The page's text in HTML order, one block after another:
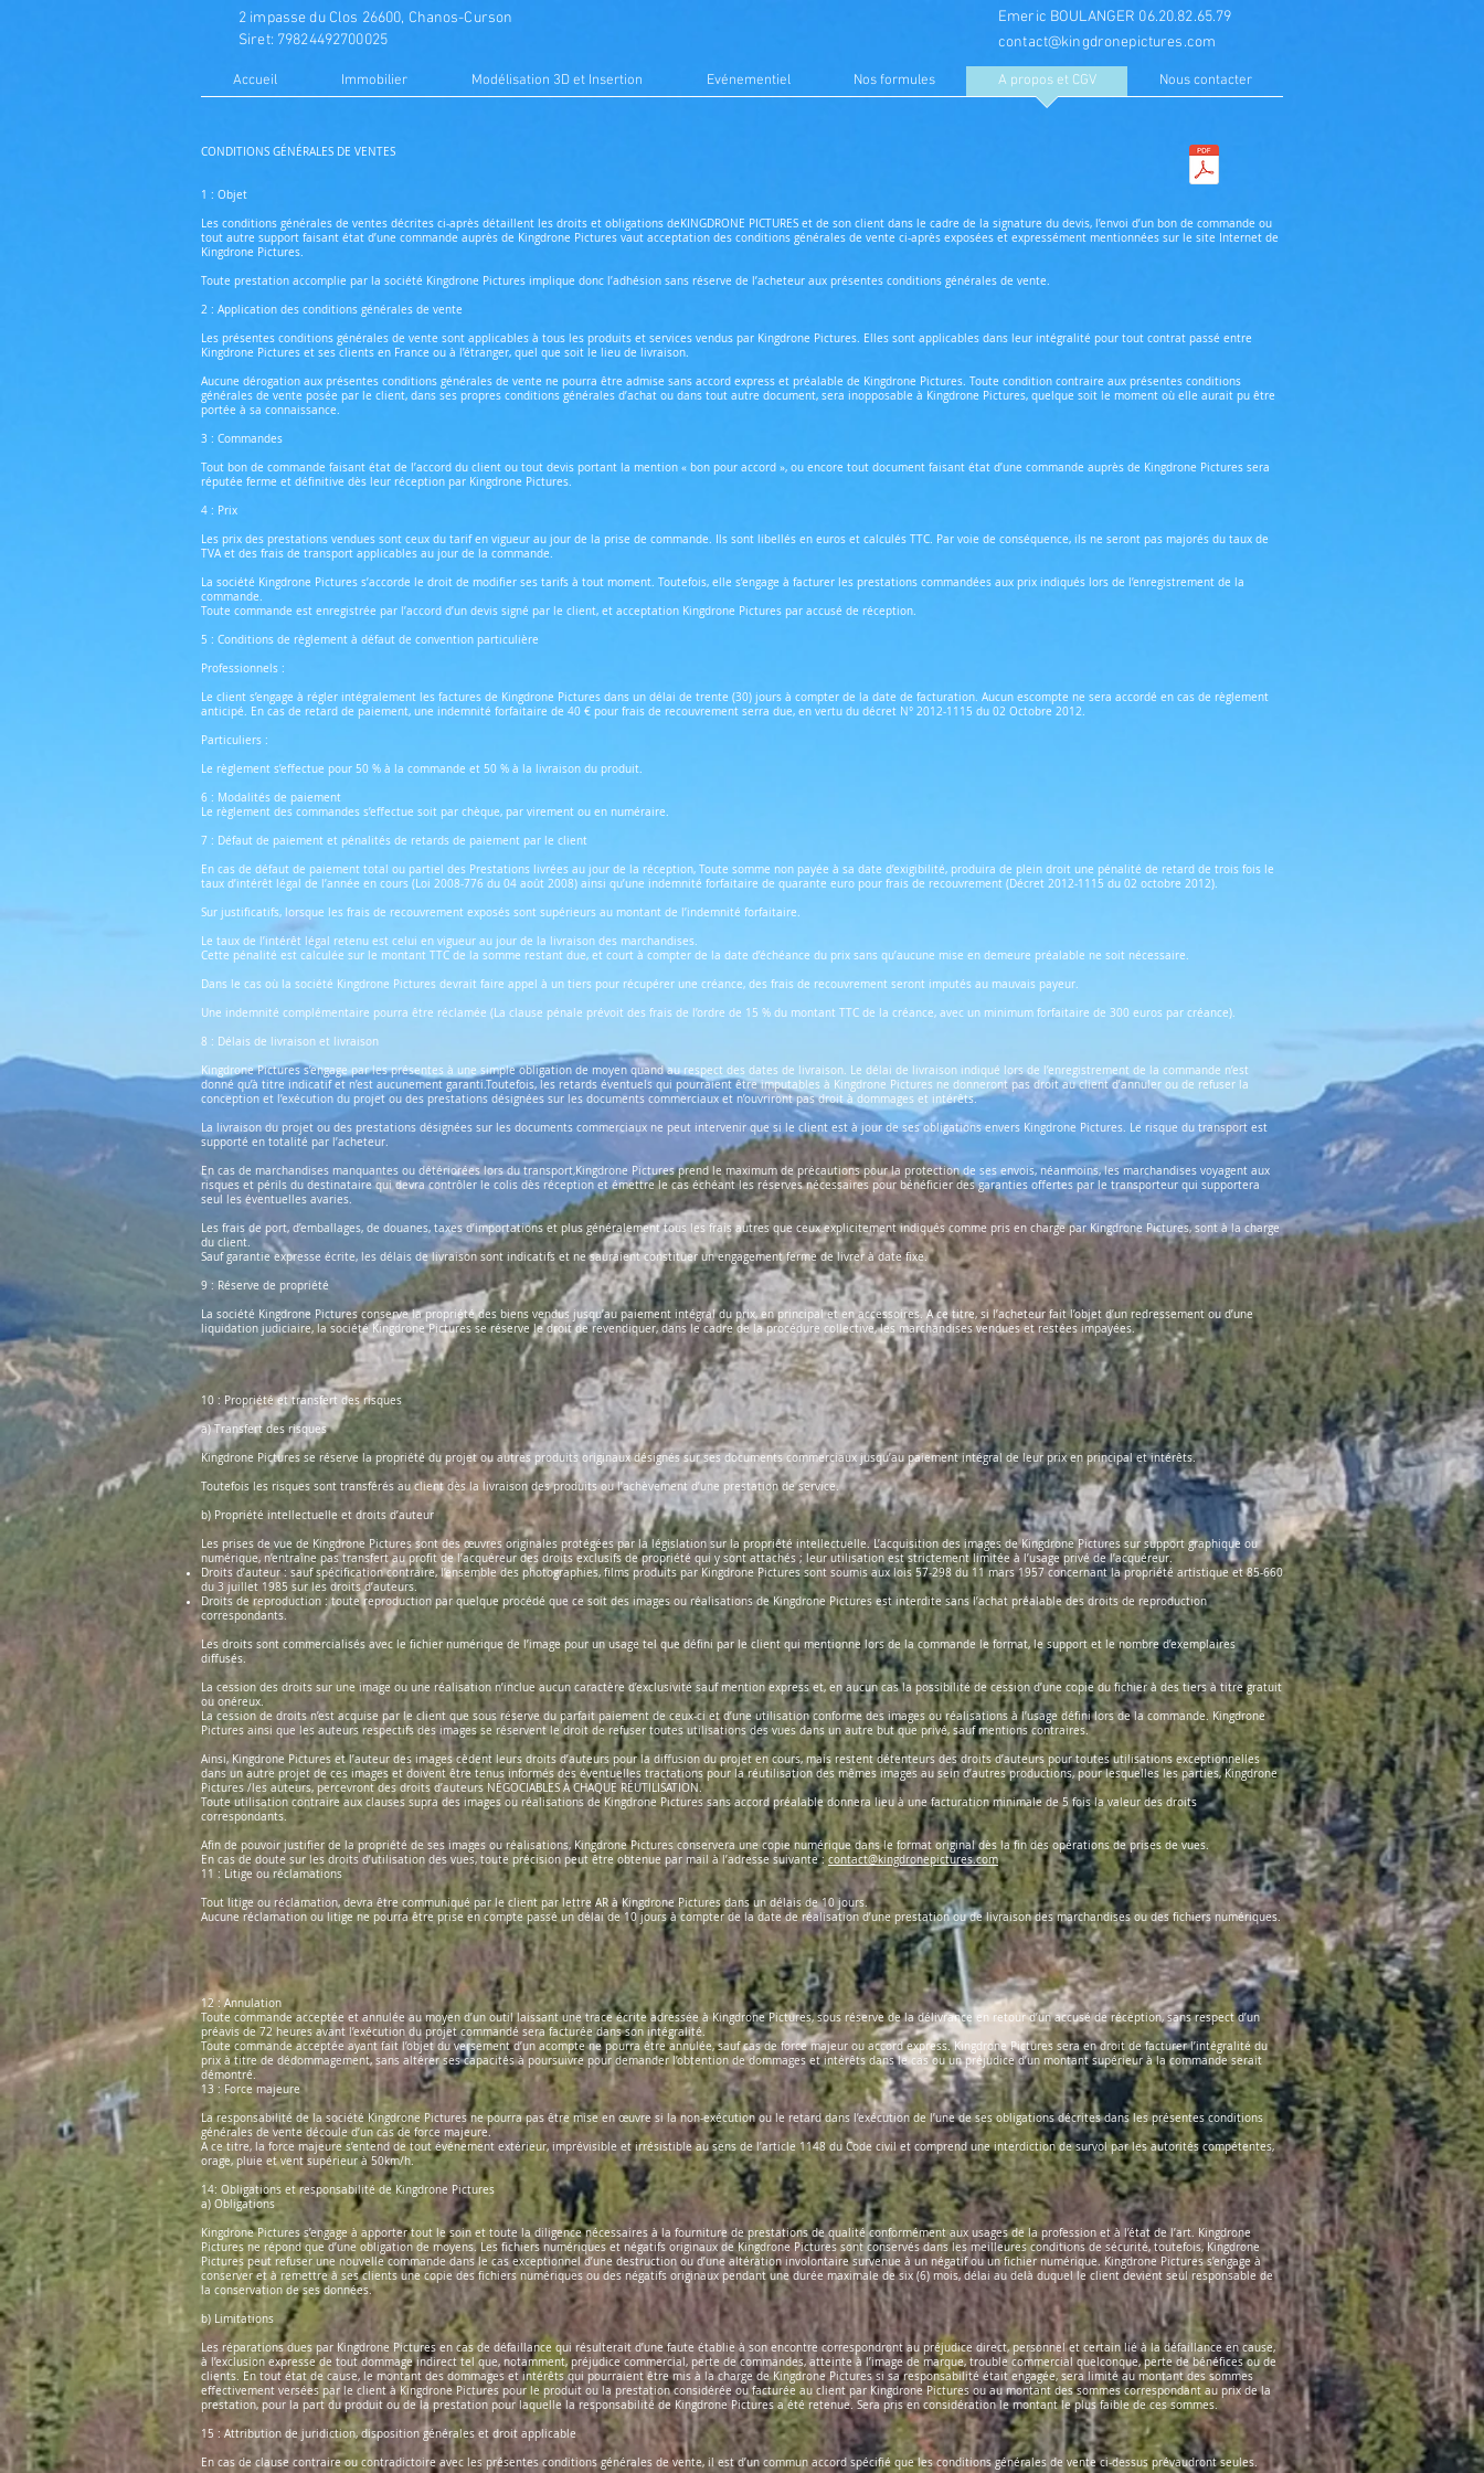
2 impasse du Clos 26600, Chanos-Curson
Siret: 79824492700025
Emeric BOULANGER 06.20.82.65.79
contact@kingdronepictures.com
Accueil Immobilier Modélisation 3D et Insertion Evénementiel Nos formules A propos et CGV Nous contacter
CONDITIONS GÉNÉRALES DE VENTES
1 : Objet
Les conditions générales de ventes décrites ci-après détaillent les droits et obligations deKINGDRONE PICTURES et de son client dans le cadre de la signature du devis, l’envoi d’un bon de commande ou
tout autre support faisant état d’une commande auprès de Kingdrone Pictures vaut acceptation des conditions générales de vente ci-après exposées et expressément mentionnées sur le site Internet de
Kingdrone Pictures.
Toute prestation accomplie par la société Kingdrone Pictures implique donc l’adhésion sans réserve de l’acheteur aux présentes conditions générales de vente.
2 : Application des conditions générales de vente
Les présentes conditions générales de vente sont applicables à tous les produits et services vendus par Kingdrone Pictures. Elles sont applicables dans leur intégralité pour tout contrat passé entre
Kingdrone Pictures et ses clients en France ou à l’étranger, quel que soit le lieu de livraison.
Aucune dérogation aux présentes conditions générales de vente ne pourra être admise sans accord express et préalable de Kingdrone Pictures. Toute condition contraire aux présentes conditions
générales de vente posée par le client, dans ses propres conditions générales d’achat ou dans tout autre document, sera inopposable à Kingdrone Pictures, quelque soit le moment où elle aurait pu être
portée à sa connaissance.
3 : Commandes
Tout bon de commande faisant état de l’accord du client ou tout devis portant la mention « bon pour accord », ou encore tout document faisant état d’une commande auprès de Kingdrone Pictures sera
réputée ferme et définitive dès leur réception par Kingdrone Pictures.
4 : Prix
Les prix des prestations vendues sont ceux du tarif en vigueur au jour de la prise de commande. Ils sont libellés en euros et calculés TTC. Par voie de conséquence, ils ne seront pas majorés du taux de
TVA et des frais de transport applicables au jour de la commande.
La société Kingdrone Pictures s’accorde le droit de modifier ses tarifs à tout moment. Toutefois, elle s’engage à facturer les prestations commandées aux prix indiqués lors de l’enregistrement de la
commande.
Toute commande est enregistrée par l’accord d’un devis signé par le client, et acceptation Kingdrone Pictures par accusé de réception.
5 : Conditions de règlement à défaut de convention particulière
Professionnels :
Le client s’engage à régler intégralement les factures de Kingdrone Pictures dans un délai de trente (30) jours à compter de la date de facturation. Aucun escompte ne sera accordé en cas de règlement
anticipé. En cas de retard de paiement, une indemnité forfaitaire de 40 € pour frais de recouvrement serra due, en vertu du décret N° 2012-1115 du 02 Octobre 2012.
Particuliers :
Le règlement s’effectue pour 50 % à la commande et 50 % à la livraison du produit.
6 : Modalités de paiement
Le règlement des commandes s’effectue soit par chèque, par virement ou en numéraire.
7 : Défaut de paiement et pénalités de retards de paiement par le client
En cas de défaut de paiement total ou partiel des Prestations livrées au jour de la réception, Toute somme non payée à sa date d’exigibilité, produira de plein droit une pénalité de retard de trois fois le
taux d’intérêt légal de l’année en cours (Loi 2008-776 du 04 août 2008) ainsi qu’une indemnité forfaitaire de quarante euro pour frais de recouvrement (Décret 2012-1115 du 02 octobre 2012).
Sur justificatifs, lorsque les frais de recouvrement exposés sont supérieurs au montant de l’indemnité forfaitaire.
Le taux de l’intérêt légal retenu est celui en vigueur au jour de la livraison des marchandises.
Cette pénalité est calculée sur le montant TTC de la somme restant due, et court à compter de la date d’échéance du prix sans qu’aucune mise en demeure préalable ne soit nécessaire.
Dans le cas où la société Kingdrone Pictures devrait faire appel à un tiers pour récupérer une créance, des frais de recouvrement seront imputés au mauvais payeur.
Une indemnité complémentaire pourra être réclamée (La clause pénale prévoit des frais de l’ordre de 15 % du montant TTC de la créance, avec un minimum forfaitaire de 300 euros par créance).
8 : Délais de livraison et livraison
Kingdrone Pictures s’engage par les présentes à une simple obligation de moyen quand au respect des dates de livraison. Le délai de livraison indiqué lors de l’enregistrement de la commande n’est
donné qu’à titre indicatif et n’est aucunement garanti.Toutefois, les retards éventuels qui pourraient être imputables à Kingdrone Pictures ne donneront pas droit au client d’annuler ou de refuser la
conception et l’exécution du projet ou des prestations désignées sur les documents commerciaux et n’ouvriront pas droit à dommages et intérêts.
La livraison du projet ou des prestations désignées sur les documents commerciaux ne peut intervenir que si le client est à jour de ses obligations envers Kingdrone Pictures. Le risque du transport est
supporté en totalité par l’acheteur.
En cas de marchandises manquantes ou détériorées lors du transport,Kingdrone Pictures prend le maximum de précautions pour la protection de ses envois, néanmoins, les marchandises voyagent aux
risques et périls du destinataire qui devra contrôler le colis dès réception et émettre le cas échéant les réserves nécessaires pour bénéficier des garanties offertes par le transporteur qui supportera
seul les éventuelles avaries.
Les frais de port, d’emballages, de douanes, taxes d’importations et plus généralement tous les frais autres que ceux explicitement indiqués comme pris en charge par Kingdrone Pictures, sont à la charge
du client.
Sauf garantie expresse écrite, les délais de livraison sont indicatifs et ne sauraient constituer un engagement ferme de livrer à date fixe.
9 : Réserve de propriété
La société Kingdrone Pictures conserve la propriété des biens vendus jusqu’au paiement intégral du prix, en principal et en accessoires. A ce titre, si l’acheteur fait l’objet d’un redressement ou d’une
liquidation judiciaire, la société Kingdrone Pictures se réserve le droit de revendiquer, dans le cadre de la procédure collective, les marchandises vendues et restées impayées.
10 : Propriété et transfert des risques
a) Transfert des risques
Kingdrone Pictures se réserve la propriété du projet ou autres produits originaux désignés sur ses documents commerciaux jusqu’au paiement intégral de leur prix en principal et intérêts.
Toutefois les risques sont transférés au client dès la livraison des produits ou l’achèvement d’une prestation de service.
b) Propriété intellectuelle et droits d’auteur
Les prises de vue de Kingdrone Pictures sont des œuvres originales protégées par la législation sur la propriété intellectuelle. L’acquisition des images de Kingdrone Pictures sur support graphique ou
numérique, n’entraîne pas transfert au profit de l’acquéreur des droits exclusifs de propriété qui y sont attachés ; leur utilisation est strictement limitée à l’usage privé de l’acquéreur.
Droits d’auteur : sauf spécification contraire, l’ensemble des photographies, films produits par Kingdrone Pictures sont soumis aux lois 57-298 du 11 mars 1957 concernant la propriété artistique et 85-660
du 3 juillet 1985 sur les droits d’auteurs.
Droits de reproduction : toute reproduction par quelque procédé que ce soit des images ou réalisations de Kingdrone Pictures est interdite sans l’achat préalable des droits de reproduction
correspondants.
Les droits sont commercialisés avec le fichier numérique de l’image pour un usage tel que défini par le client qui mentionne lors de la commande le format, le support et le nombre d’exemplaires
diffusés.
La cession des droits sur une image ou une réalisation n’inclue aucun caractère d’exclusivité sauf mention express et, en aucun cas la possibilité de cession d’une copie du fichier à des tiers à titre gratuit
ou onéreux.
La cession de droits n’est acquise par le client que sous réserve du parfait paiement de ceux-ci et d’une utilisation conforme des images ou réalisations à l’usage défini lors de la commande. Kingdrone
Pictures ainsi que les auteurs respectifs des images se réservent le droit de refuser toutes utilisations des vues dans un autre but que privé, sauf mentions contraires.
Ainsi, Kingdrone Pictures et l’auteur des images cèdent leurs droits d’auteurs pour la diffusion du projet en cours, mais restent détenteurs des droits d’auteurs pour toutes utilisations exceptionnelles
dans un autre projet de ces images et doivent être tenus informés des éventuelles tractations pour la réutilisation des mêmes images au sein d’autres productions, pour lesquelles les parties, Kingdrone
Pictures /les auteurs, percevront des droits d’auteurs NÉGOCIABLES À CHAQUE RÉUTILISATION.
Toute utilisation contraire aux clauses supra des images ou réalisations de Kingdrone Pictures sans accord préalable donnera lieu à une facturation minimale de 5 fois la valeur des droits
correspondants.
Afin de pouvoir justifier de la propriété de ses images ou réalisations, Kingdrone Pictures conservera une copie numérique dans le format original dès la fin des opérations de prises de vues.
En cas de doute sur les droits d’utilisation des vues, toute précision peut être obtenue par mail à l’adresse suivante : contact@kingdronepictures.com
11 : Litige ou réclamations
Tout litige ou réclamation, devra être communiqué par le client par lettre AR à Kingdrone Pictures dans un délais de 10 jours.
Aucune réclamation ou litige ne pourra être prise en compte passé un délai de 10 jours à compter de la date de réalisation d’une prestation ou de livraison des marchandises ou des fichiers numériques.
12 : Annulation
Toute commande acceptée et annulée au moyen d’un outil laissant une trace écrite adressée à Kingdrone Pictures, sous réserve de la délivrance en retour d’un accusé de réception, sans respect d’un
préavis de 72 heures avant l’exécution du projet commandé sera facturée dans son intégralité.
Toute commande acceptée ayant fait l’objet du versement d’un acompte ne pourra être annulée, sauf cas de force majeur ou accord express. Kingdrone Pictures sera en droit de facturer l’intégralité du
prix à titre de dédommagement, sans altérer ses capacités à poursuivre pour demander l’obtention de dommages et intérêts dans le cas ou un préjudice d’un montant supérieur à la commande serait
démontré.
13 : Force majeure
La responsabilité de la société Kingdrone Pictures ne pourra pas être mise en œuvre si la non-exécution ou le retard dans l’exécution de l’une de ses obligations décrites dans les présentes conditions
générales de vente découle d’un cas de force majeure.
A ce titre, la force majeure s’entend de tout événement extérieur, imprévisible et irrésistible au sens de l’article 1148 du Code civil et comprend une interdiction de survol par les autorités compétentes,
orage, pluie et vent supérieur à 50km/h.
14: Obligations et responsabilité de Kingdrone Pictures
a) Obligations
Kingdrone Pictures s’engage à apporter tout le soin et toute la diligence nécessaires à la fourniture de prestations de qualité conformément aux usages de la profession et à l’état de l’art. Kingdrone
Pictures ne répond que d’une obligation de moyens. Les fichiers numériques et négatifs originaux de Kingdrone Pictures sont conservés dans les meilleures conditions de sécurité, toutefois, Kingdrone
Pictures peut refuser une nouvelle commande dans le cas exceptionnel d’une destruction ou d’une altération involontaire survenue à un négatif ou un fichier numérique. Kingdrone Pictures s’engage à
conserver et à remettre à ses clients une copie des fichiers numériques ou des négatifs originaux pendant une durée maximale de six (6) mois, délai au delà duquel le client devient seul responsable de
la conservation de ses données.
b) Limitations
Les réparations dues par Kingdrone Pictures en cas de défaillance qui résulterait d’une faute établie à son encontre correspondront au préjudice direct, personnel et certain lié à la défaillance en cause,
à l’exclusion expresse de tout dommage indirect tel que, notamment, préjudice commercial, perte de commandes, atteinte à l’image de marque, trouble commercial quelconque, perte de bénéfices ou de
clients. En tout état de cause, le montant des dommages et intérêts qui pourraient être mis à la charge de Kingdrone Pictures si sa responsabilité était engagée, sera limité au montant des sommes
effectivement versées par le client à Kingdrone Pictures pour le produit ou la prestation considérée ou facturée au client par Kingdrone Pictures ou au montant des sommes correspondant au prix de la
prestation, pour la part du produit ou de la prestation pour laquelle la responsabilité de Kingdrone Pictures a été retenue. Sera pris en considération le montant le plus faible de ces sommes.
15 : Attribution de juridiction, disposition générales et droit applicable
En cas de clause contraire ou contradictoire avec les présentes conditions générales de vente, il est d’un commun accord spécifié que les conditions générales de vente ci-dessus prévaudront seules.